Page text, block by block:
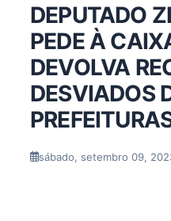
DEPUTADO
PEDE À
DEVOLVA
DESVIADOS
sábado, setembro 09,